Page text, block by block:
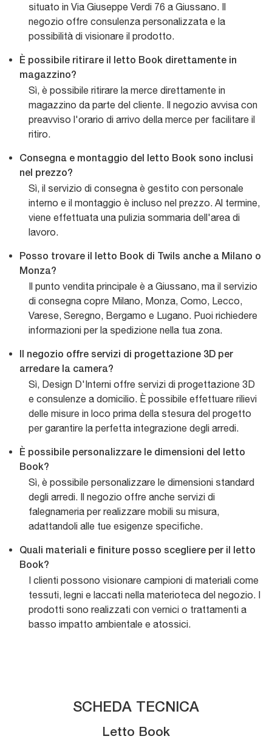
situato in Via Giuseppe Verdi 76 a Giussano. Il
negozio offre consulenza personalizzata e la
possibilità di visionare il prodotto.
È possibile ritirare il letto Book direttamente in
magazzino?
Sì, è possibile ritirare la merce direttamente in
magazzino da parte del cliente. Il negozio avvisa con
preavviso l'orario di arrivo della merce per facilitare il
ritiro.
Consegna e montaggio del letto Book sono inclusi
nel prezzo?
Sì, il servizio di consegna è gestito con personale
interno e il montaggio è incluso nel prezzo. Al termine,
viene effettuata una pulizia sommaria dell'area di
lavoro.
Posso trovare il letto Book di Twils anche a Milano o
Monza?
Il punto vendita principale è a Giussano, ma il servizio
di consegna copre Milano, Monza, Como, Lecco,
Varese, Seregno, Bergamo e Lugano. Puoi richiedere
informazioni per la spedizione nella tua zona.
Il negozio offre servizi di progettazione 3D per
arredare la camera?
Sì, Design D'Interni offre servizi di progettazione 3D
e consulenze a domicilio. È possibile effettuare rilievi
delle misure in loco prima della stesura del progetto
per garantire la perfetta integrazione degli arredi.
È possibile personalizzare le dimensioni del letto
Book?
Sì, è possibile personalizzare le dimensioni standard
degli arredi. Il negozio offre anche servizi di
falegnameria per realizzare mobili su misura,
adattandoli alle tue esigenze specifiche.
Quali materiali e finiture posso scegliere per il letto
Book?
I clienti possono visionare campioni di materiali come
tessuti, legni e laccati nella materioteca del negozio. I
prodotti sono realizzati con vernici o trattamenti a
basso impatto ambientale e atossici.
SCHEDA TECNICA
Letto Book